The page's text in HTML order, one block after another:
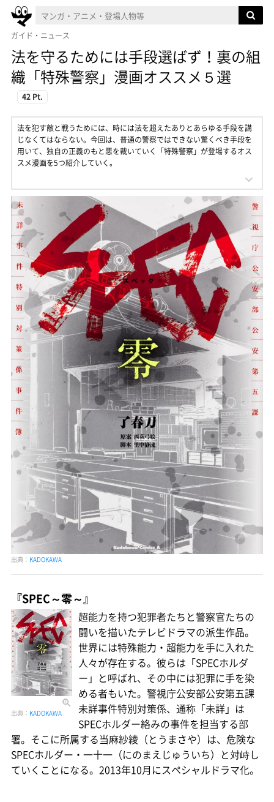
ガイド・ニュース
法を守るためには手段選ばず！裏の組
織「特殊警察」漫画オススメ５選
42 Pt.
法を犯す敵と戦うためには、時には法を超えたありとあらゆる手段を講
じなくてはならない。今回は、普通の警察ではできない驚くべき手段を
用いて、独自の正義のもと悪を裁いていく「特殊警察」が登場するオス
スメ漫画を5つ紹介していく。
出典： KADOKAWA
『SPEC～零～』
出典： KADOKAWA
超能力を持つ犯罪者たちと警察官たちの
闘いを描いたテレビドラマの派生作品。
世界には特殊能力・超能力を手に入れた
人々が存在する。彼らは「SPECホルダ
ー」と呼ばれ、その中には犯罪に手を染
める者もいた。警視庁公安部公安第五課
未詳事件特別対策係、通称「未詳」は
SPECホルダー絡みの事件を担当する部
署。そこに所属する当麻紗綾（とうまさや）は、危険な
SPECホルダー・一十一（にのまえじゅういち）と対峙し
ていくことになる。2013年10月にスペシャルドラマ化。